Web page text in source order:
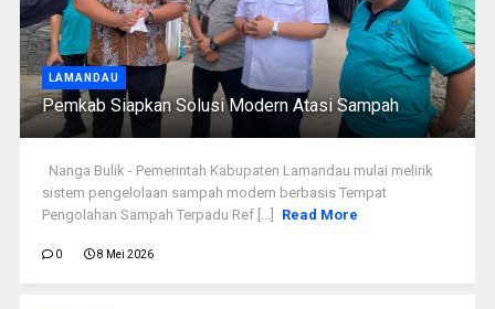
LAMANDAU
Pemkab Siapkan Solusi Modern Atasi Sampah
Nanga Bulik - Pemerintah Kabupaten Lamandau mulai melirik
sistem pengelolaan sampah modern berbasis Tempat
Pengolahan Sampah Terpadu Ref [...]
Read More
0 8 Mei 2026